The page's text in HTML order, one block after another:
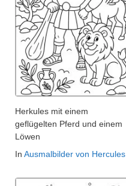
Herkules mit einem
geflügelten Pferd und einem
Löwen
In Ausmalbilder von Hercules